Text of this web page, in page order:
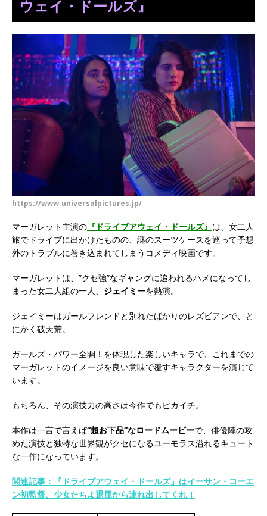
ウェイ・ドールズ』
https://www.universalpictures.jp/
マーガレット主演の 『ドライブアウェイ・ドールズ』 は、女二人
旅でドライブに出かけたものの、謎のスーツケースを巡って予想
外のトラブルに巻き込まれてしまうコメディ映画です。
マーガレットは、”クセ強”なギャングに追われるハメになってし
まった女二人組の一人、 ジェイミーを熱演。
ジェイミーはガールフレンドと別れたばかりのレズビアンで、と
にかく破天荒。
ガールズ・パワー全開！を体現した楽しいキャラで、これまでの
マーガレットのイメージを良い意味で覆すキャラクターを演じて
います。
もちろん、その演技力の高さは今作でもピカイチ。
本作は一言で言えば“超お下品”なロードムービーで、俳優陣の攻
めた演技と独特な世界観がクセになるユーモラス溢れるキュート
な一作になっています。
関連記事：『ドライブアウェイ・ドールズ』はイーサン・コーエ
ン初監督、少女たちよ退屈から連れ出してくれ！